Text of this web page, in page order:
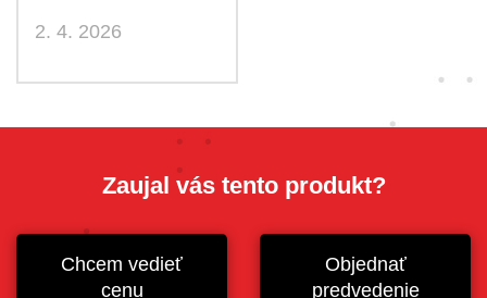
2. 4. 2026
Zaujal vás tento produkt?
Chcem vedieť
cenu
Objednať
predvedenie